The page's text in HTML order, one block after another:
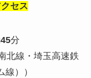
セス
45分
北線・埼玉高速鉄
））